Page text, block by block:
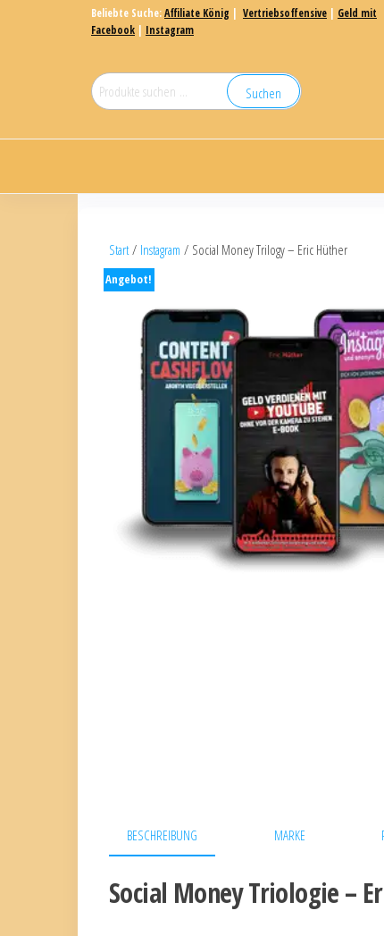
Beliebte Suche:Affiliate König | Vertriebsoffensive | Geld mit
Facebook | Instagram
Suchen
Start/ Instagram / Social Money Trilogy – Eric Hüther
Angebot!
BESCHREIBUNG MARKE
Social Money Triologie –